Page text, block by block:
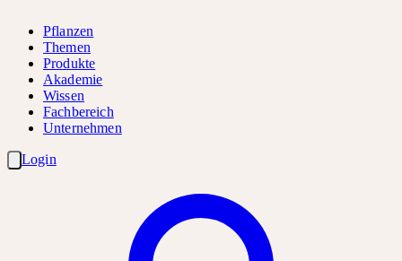
Pflanzen
Themen
Produkte
Akademie
Wissen
Fachbereich
Unternehmen
Login